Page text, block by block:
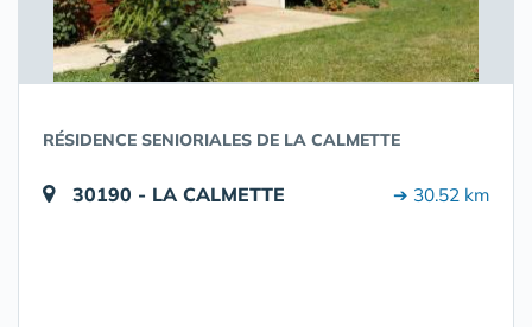
RÉSIDENCE SENIORIALES DE LA CALMETTE
30190 - LA CALMETTE ➔ 30.52 km